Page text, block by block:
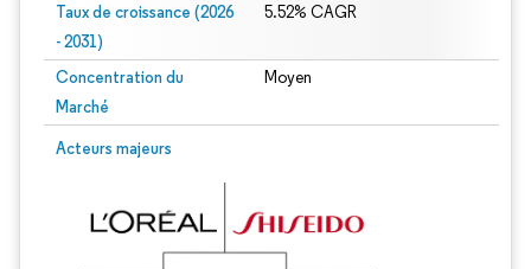
Taux de croissance (2026
- 2031)
5.52% CAGR
Concentration du
Marché
Moyen
Acteurs majeurs
Image © Mordor Intelligence. La réutilisation nécessite une attribution sous CC